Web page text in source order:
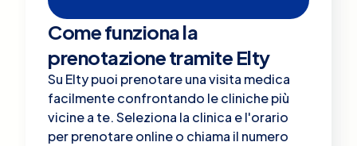
Come funziona la
prenotazione tramite Elty
Su Elty puoi prenotare una visita medica
facilmente confrontando le cliniche più
vicine a te. Seleziona la clinica e l'orario
per prenotare online o chiama il numero